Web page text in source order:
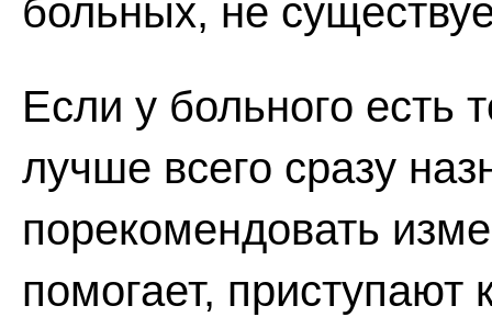
больных, не
Если у больного есть
лучше всего сразу
порекомендовать
помогает, приступают